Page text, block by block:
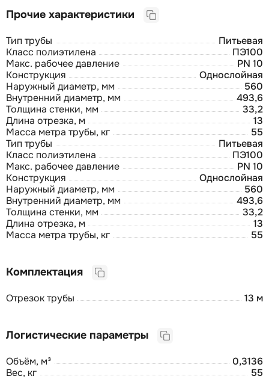
Прочие характеристики
Тип трубы
Питьевая
Класс полиэтилена
ПЭ100
Макс. рабочее давление
PN 10
Конструкция
Однослойная
Наружный диаметр, мм
560
Внутренний диаметр, мм
493,6
Толщина стенки, мм
33,2
Длина отрезка, м
13
Масса метра трубы, кг
55
Тип трубы
Питьевая
Класс полиэтилена
ПЭ100
Макс. рабочее давление
PN 10
Конструкция
Однослойная
Наружный диаметр, мм
560
Внутренний диаметр, мм
493,6
Толщина стенки, мм
33,2
Длина отрезка, м
13
Масса метра трубы, кг
55
Комплектация
Отрезок трубы 13 м
Логистические параметры
Объём, м³
0,3136
Вес, кг
55